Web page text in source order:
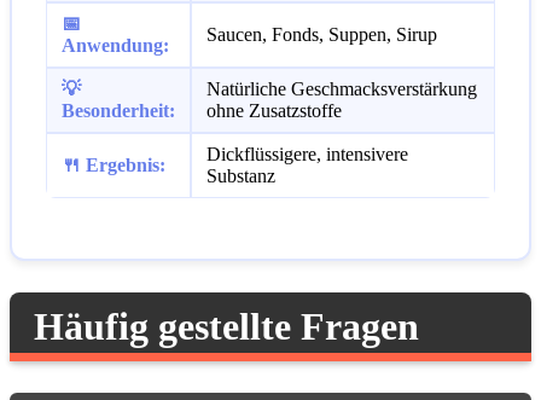
📅
Anwendung:
Saucen, Fonds, Suppen, Sirup
💡
Besonderheit:
Natürliche Geschmacksverstärkung
ohne Zusatzstoffe
🍴 Ergebnis:
Dickflüssigere, intensivere
Substanz
Häufig gestellte Fragen